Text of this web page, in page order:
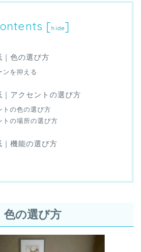
[hide]
色の選び方
ンを抑える
アクセントの選び方
トの色の選び方
トの場所の選び方
機能の選び方
色の選び方